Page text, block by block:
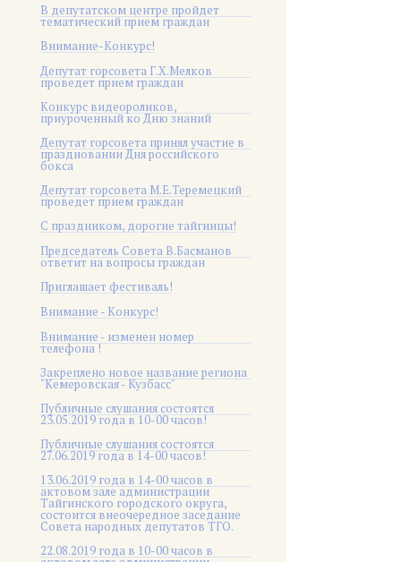
В депутатском центре пройдет
тематический прием граждан
Внимание-Конкурс!
Депутат горсовета Г.Х.Мелков
проведет прием граждан
Конкурс видеороликов,
приуроченный ко Дню знаний
Депутат горсовета принял участие в
праздновании Дня российского
бокса
Депутат горсовета М.Е.Теремецкий
проведет прием граждан
С праздником, дорогие тайгинцы!
Председатель Совета В.Басманов
ответит на вопросы граждан
Приглашает фестиваль!
Внимание - Конкурс!
Внимание - изменен номер
телефона !
Закреплено новое название региона
"Кемеровская - Кузбасс"
Публичные слушания состоятся
23.05.2019 года в 10-00 часов!
Публичные слушания состоятся
27.06.2019 года в 14-00 часов!
13.06.2019 года в 14-00 часов в
актовом зале администрации
Тайгинского городского округа,
состоится внеочередное заседание
Совета народных депутатов ТГО.
22.08.2019 года в 10-00 часов в